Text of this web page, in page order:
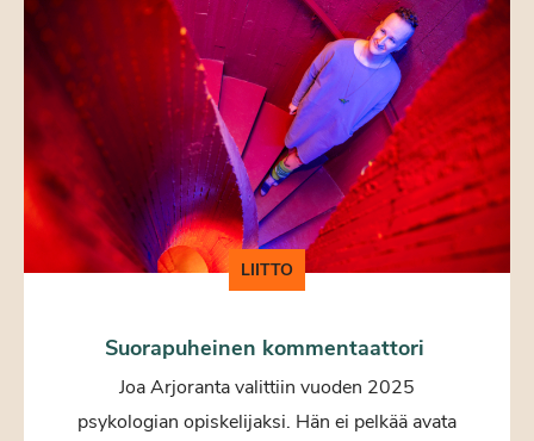
LIITTO
Suorapuheinen kommentaattori
Joa Arjoranta valittiin vuoden 2025
psykologian opiskelijaksi. Hän ei pelkää avata